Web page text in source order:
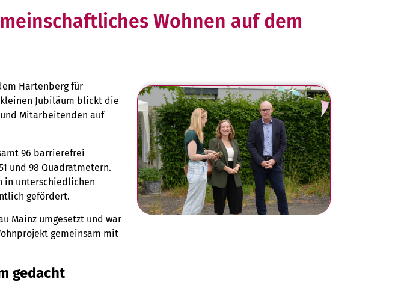
Wohnen auf dem
Hartenberg für
Jubiläum blickt die
Mitarbeitenden auf
96 barrierefrei
und 98 Quadratmetern.
in unterschiedlichen
gefördert.
Mainz umgesetzt und war
gemeinsam mit
gedacht